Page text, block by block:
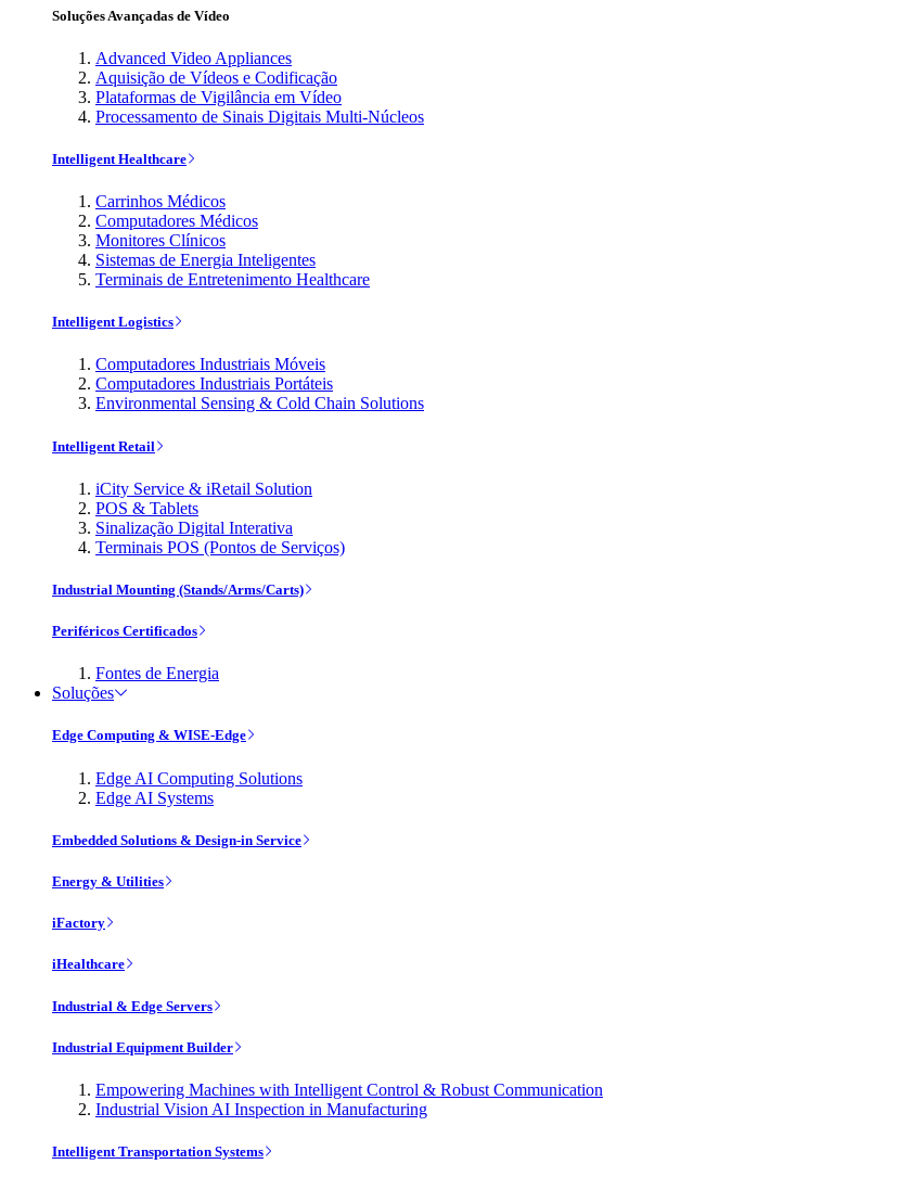
Soluções Avançadas de Vídeo
Advanced Video Appliances
Aquisição de Vídeos e Codificação
Plataformas de Vigilância em Vídeo
Processamento de Sinais Digitais Multi-Núcleos
Intelligent Healthcare
Carrinhos Médicos
Computadores Médicos
Monitores Clínicos
Sistemas de Energia Inteligentes
Terminais de Entretenimento Healthcare
Intelligent Logistics
Computadores Industriais Móveis
Computadores Industriais Portáteis
Environmental Sensing & Cold Chain Solutions
Intelligent Retail
iCity Service & iRetail Solution
POS & Tablets
Sinalização Digital Interativa
Terminais POS (Pontos de Serviços)
Industrial Mounting (Stands/Arms/Carts)
Periféricos Certificados
Fontes de Energia
Soluções
Edge Computing & WISE-Edge
Edge AI Computing Solutions
Edge AI Systems
Embedded Solutions & Design-in Service
Energy & Utilities
iFactory
iHealthcare
Industrial & Edge Servers
Industrial Equipment Builder
Empowering Machines with Intelligent Control & Robust Communication
Industrial Vision AI Inspection in Manufacturing
Intelligent Transportation Systems